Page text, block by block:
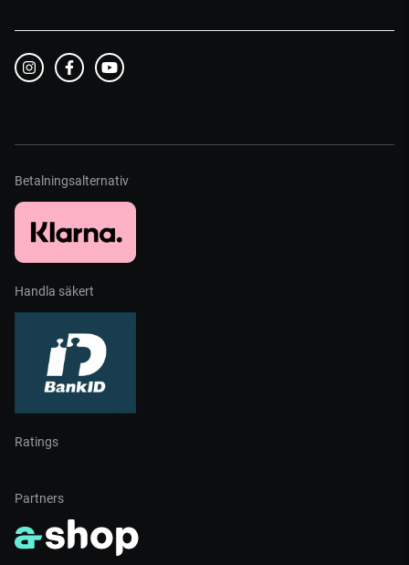
Betalningsalternativ
Handla säkert
Ratings
Partners